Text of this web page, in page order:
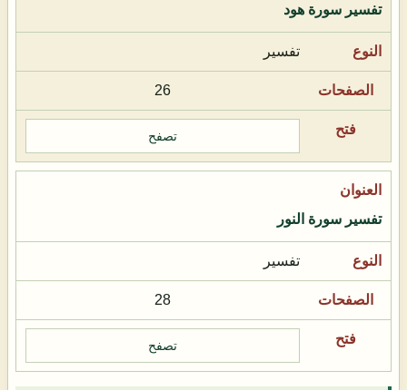
تفسير سورة هود
تفسير
26
تصفح
تفسير سورة النور
تفسير
28
تصفح